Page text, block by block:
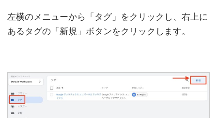
左横のメニューから「タグ」をクリックし、右上に
あるタグの「新規」ボタンをクリックします。